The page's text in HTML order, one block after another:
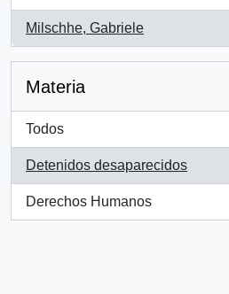
Milschhe, Gabriele
, 1 resultados
Materia
Todos
Detenidos desaparecidos
, 1 resultados
Derechos Humanos
, 1 resultados